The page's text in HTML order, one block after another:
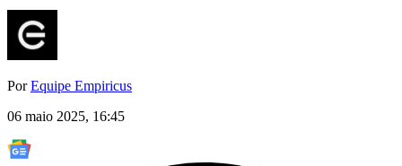
PorEquipe Empiricus
06 maio 2025, 16:45